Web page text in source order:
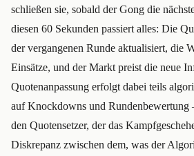
schließen sie, sobald der Gong die
diesen 60 Sekunden passiert alles: Die
der vergangenen Runde aktualisiert, die
Einsätze, und der Markt preist die neue
Quotenanpassung erfolgt dabei teils
auf Knockdowns und
den Quotensetzer, der das
Diskrepanz zwischen dem, was der